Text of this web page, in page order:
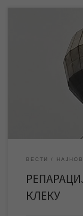
У уторак почињу
комплетној
имају за циљ да
овом насељеном
ван функцијe па
осцилација
ВЕСТИ
КЛЕКУ